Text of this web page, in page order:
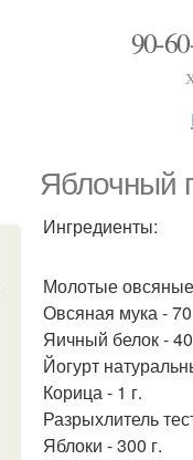
90-
Яблочный
Ингредиенты:
Молотые
Овсяная мука - 70
Яичный белок - 40
Йогурт
Корица - 1 г.
Разрыхлитель
Яблоки - 300 г.